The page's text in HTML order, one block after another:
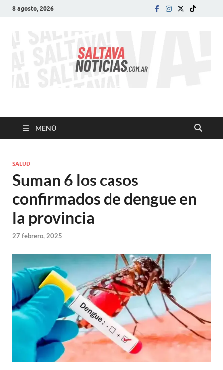
8 agosto, 2026
SALTA VA!
MENÚ
SALUD
Suman 6 los casos
confirmados de dengue en
la provincia
27 febrero, 2025